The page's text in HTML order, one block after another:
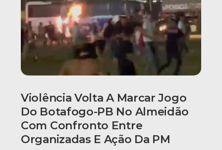
Violência Volta A Marcar Jogo
Do Botafogo-PB No Almeidão
Com Confronto Entre
Organizadas E Ação Da PM